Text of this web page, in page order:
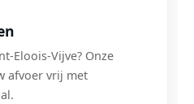
Eloois-Vijve? Onze
afvoer vrij met